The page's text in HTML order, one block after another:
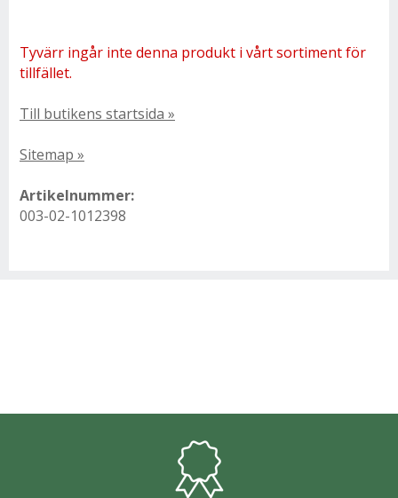
Tyvärr ingår inte denna produkt i vårt sortiment för
tillfället.
Till butikens startsida »
Sitemap »
Artikelnummer:
003-02-1012398